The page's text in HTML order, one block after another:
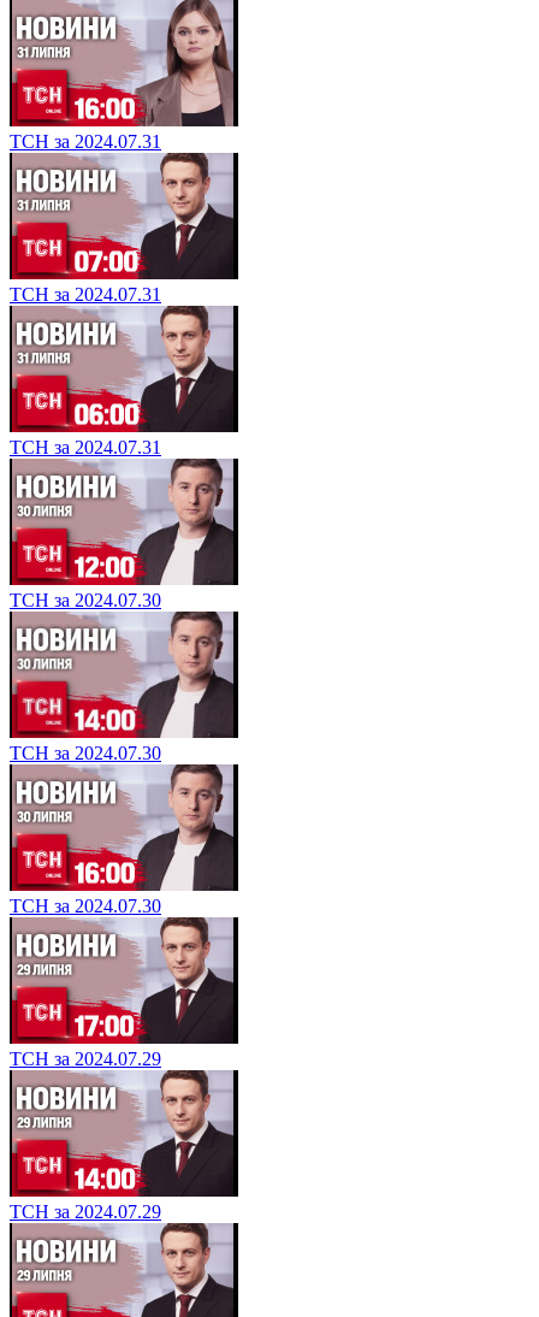
ТСН за 2024.07.31
ТСН за 2024.07.31
ТСН за 2024.07.31
ТСН за 2024.07.30
ТСН за 2024.07.30
ТСН за 2024.07.30
ТСН за 2024.07.29
ТСН за 2024.07.29